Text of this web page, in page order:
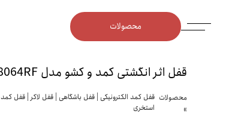
محصولات
قفل اثر انگشتی کمد و کشو مدل S8064RF | قفل اثرانگشتی باشگاهی
محصولات قفل کمد الکترونیکی | قفل باشگاهی | قفل لاکر | قفل کمد
استخری